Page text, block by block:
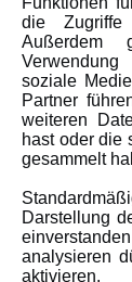
Über uns
Karriere
Amewi
MEHR
AMXRacing -
Amewi
Malinos - Die
die
Außerdem
soziale
Partner
weiteren
hast oder die
gesammelt
Darstellung
analysieren
aktivieren.